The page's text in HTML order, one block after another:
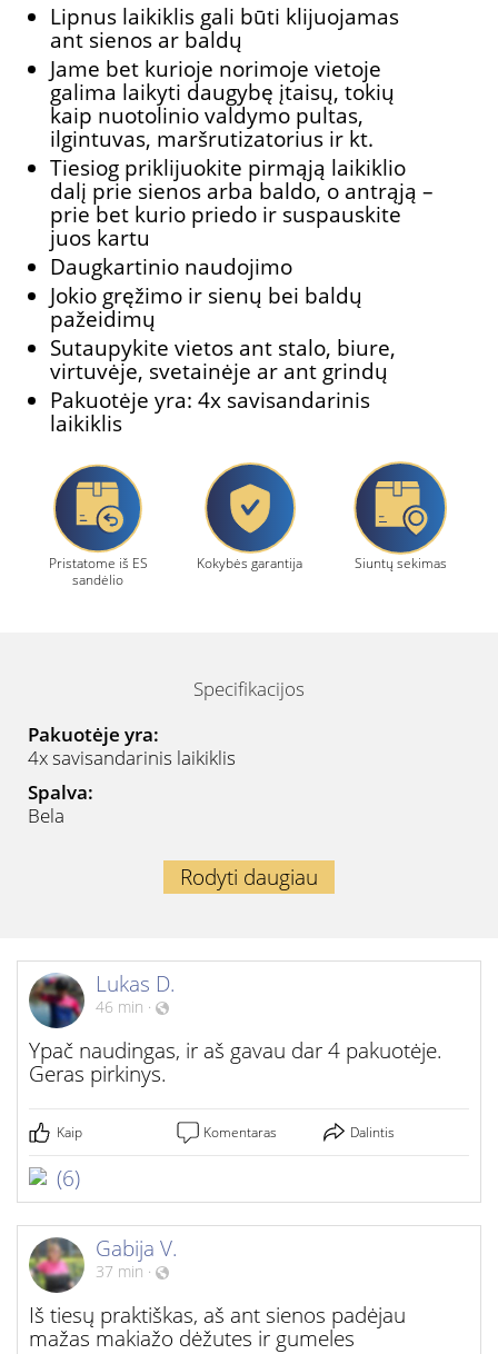
Lipnus laikiklis gali būti klijuojamas
ant sienos ar baldų
Jame bet kurioje norimoje vietoje
galima laikyti daugybę įtaisų, tokių
kaip nuotolinio valdymo pultas,
ilgintuvas, maršrutizatorius ir kt.
Tiesiog priklijuokite pirmąją laikiklio
dalį prie sienos arba baldo, o antrąją –
prie bet kurio priedo ir suspauskite
juos kartu
Daugkartinio naudojimo
Jokio gręžimo ir sienų bei baldų
pažeidimų
Sutaupykite vietos ant stalo, biure,
virtuvėje, svetainėje ar ant grindų
Pakuotėje yra: 4x savisandarinis
laikiklis
Pristatome iš ES
sandėlio
Kokybės garantija Siuntų sekimas
Specifikacijos
Pakuotėje yra:
4x savisandarinis laikiklis
Spalva:
Bela
Rodyti daugiau
Lukas D.
46 min ·
Ypač naudingas, ir aš gavau dar 4 pakuotėje.
Geras pirkinys.
Kaip Komentaras Dalintis
(6)
Gabija V.
37 min ·
Iš tiesų praktiškas, aš ant sienos padėjau
mažas makiažo dėžutes ir gumeles